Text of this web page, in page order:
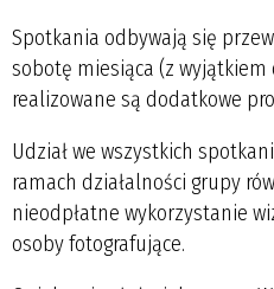
Spotkania odbywają się
sobotę miesiąca (z wyjątkiem
realizowane są dodatkowe
Udział we wszystkich
ramach działalności grupy
nieodpłatne wykorzystanie
osoby fotografujące.